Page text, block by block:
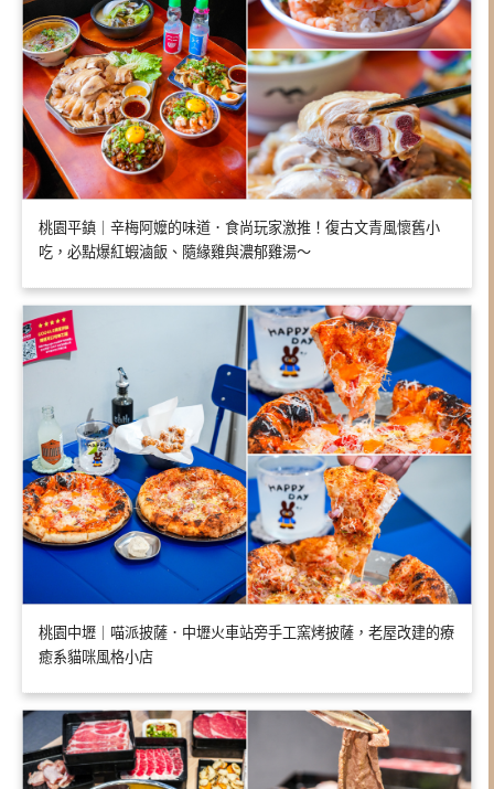
桃園平鎮｜辛梅阿嬤的味道．食尚玩家激推！復古文青風懷舊小
吃，必點爆紅蝦滷飯、隨緣雞與濃郁雞湯～
桃園中壢｜喵派披薩．中壢火車站旁手工窯烤披薩，老屋改建的療
癒系貓咪風格小店